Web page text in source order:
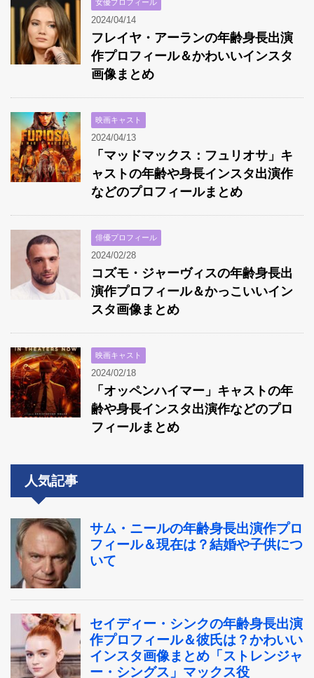
女優プロフィール
2024/04/14
フレイヤ・アーランの年齢身長出演
作プロフィール＆かわいいインスタ
画像まとめ
映画キャスト
2024/04/13
「マッドマックス：フュリオサ」キ
ャストの年齢や身長インスタ出演作
などのプロフィールまとめ
俳優プロフィール
2024/02/28
コズモ・ジャーヴィスの年齢身長出
演作プロフィール＆かっこいいイン
スタ画像まとめ
映画キャスト
2024/02/18
「オッペンハイマー」キャストの年
齢や身長インスタ出演作などのプロ
フィールまとめ
人気記事